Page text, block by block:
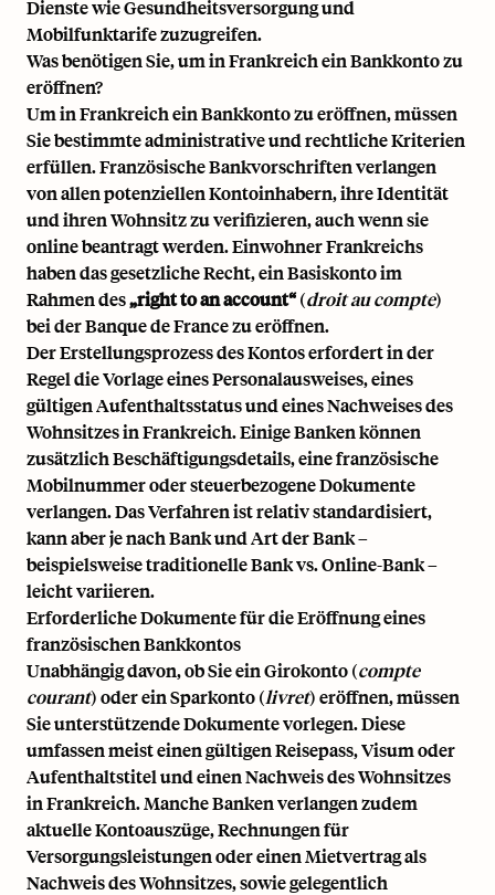
Dienste wie Gesundheitsversorgung und
Mobilfunktarife zuzugreifen.
Was benötigen Sie, um in Frankreich ein Bankkonto zu
eröffnen?
Um in Frankreich ein Bankkonto zu eröffnen, müssen
Sie bestimmte administrative und rechtliche Kriterien
erfüllen. Französische Bankvorschriften verlangen
von allen potenziellen Kontoinhabern, ihre Identität
und ihren Wohnsitz zu verifizieren, auch wenn sie
online beantragt werden. Einwohner Frankreichs
haben das gesetzliche Recht, ein Basiskonto im
Rahmen des„right to an account“(droit au compte)
bei derBanque de Francezu eröffnen.
Der Erstellungsprozess des Kontos erfordert in der
Regel die Vorlage eines Personalausweises, eines
gültigen Aufenthaltsstatus und eines Nachweises des
Wohnsitzes in Frankreich. Einige Banken können
zusätzlich Beschäftigungsdetails, eine französische
Mobilnummer oder steuerbezogene Dokumente
verlangen. Das Verfahren ist relativ standardisiert,
kann aber je nach Bank und Art der Bank –
beispielsweise traditionelle Bank vs. Online-Bank –
leicht variieren.
Erforderliche Dokumente für die Eröffnung eines
französischen Bankkontos
Unabhängig davon, ob Sie ein Girokonto (compte
courant) oder ein Sparkonto (livret) eröffnen, müssen
Sie unterstützende Dokumente vorlegen. Diese
umfassen meist einen gültigen Reisepass,Visum oder
Aufenthaltstitelund einen Nachweis des Wohnsitzes
in Frankreich. Manche Banken verlangen zudem
aktuelle Kontoauszüge, Rechnungen für
Versorgungsleistungen oder einen Mietvertrag als
Nachweis des Wohnsitzes, sowie gelegentlich